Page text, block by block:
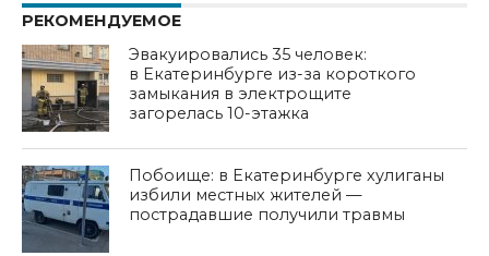
РЕКОМЕНДУЕМОЕ
Эвакуировались 35 человек:
в Екатеринбурге из-за короткого
замыкания в электрощите
загорелась 10-этажка
Побоище: в Екатеринбурге хулиганы
избили местных жителей —
пострадавшие получили травмы